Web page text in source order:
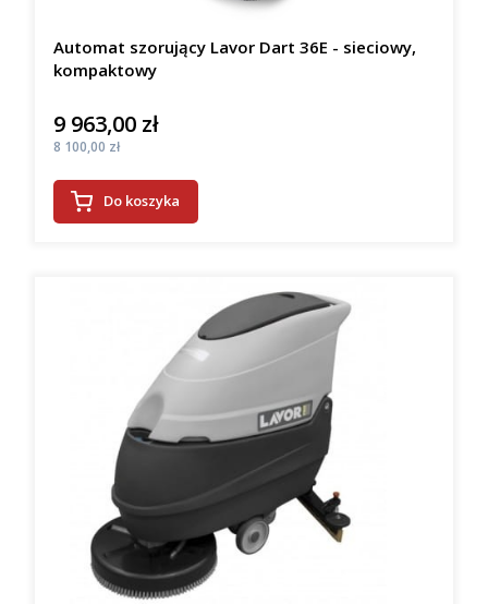
Automat szorujący Lavor Dart 36E - sieciowy,
kompaktowy
Cena
9 963,00 zł
Cena
8 100,00 zł
Do koszyka